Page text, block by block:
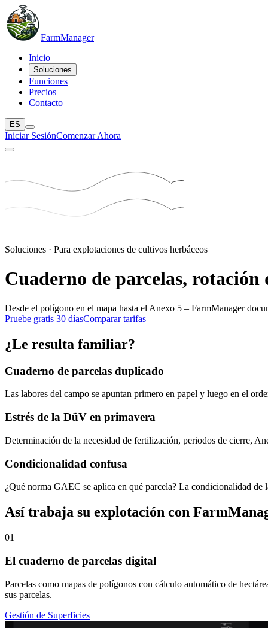
FarmManager
Inicio
Soluciones
Funciones
Precios
Contacto
ES
Iniciar SesiónComenzar Ahora
Soluciones · Para explotaciones de cultivos herbáceos
Cuaderno de parcelas,
Desde el polígono en el mapa hasta el Anexo 5 – FarmManager
Pruebe gratis 30 díasComparar tarifas
¿Le resulta familiar?
Cuaderno de parcelas duplicado
Las labores del campo se apuntan primero en papel y luego en el
Estrés de la DüV en primavera
Determinación de la necesidad de fertilización, periodos de cierre,
Condicionalidad confusa
¿Qué norma GAEC se aplica en qué parcela? La condicionalidad de
Así trabaja su explotación con
01
El cuaderno de parcelas digital
Parcelas como mapas de polígonos con cálculo automático de
sus parcelas.
Gestión de Superficies